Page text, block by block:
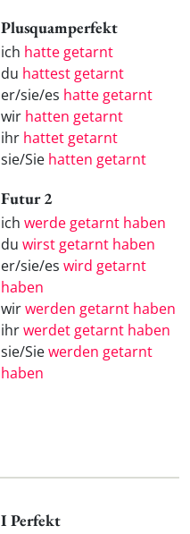
Plusquamperfekt
ich hatte getarnt
du hattest getarnt
er/sie/es hatte getarnt
wir hatten getarnt
ihr hattet getarnt
sie/Sie hatten getarnt
Futur 2
ich werde getarnt haben
du wirst getarnt haben
er/sie/es wird getarnt
haben
wirwerden getarnt haben
ihrwerdet getarnt haben
sie/Siewerden getarnt
haben
I Perfekt